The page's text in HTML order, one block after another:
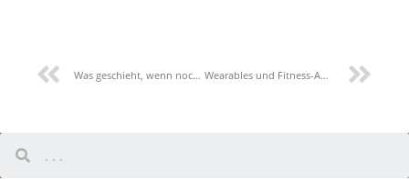
Was geschieht, wenn noch kein Datenschutzbeauftragter ernannt wurde? Wearables und Fitness-Apps